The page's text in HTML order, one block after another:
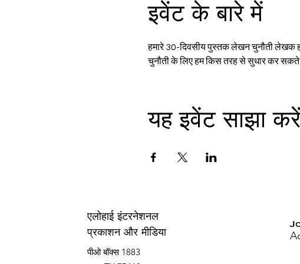
इवेंट के बारे में
हमारे 30-दिवसीय पुस्तक लेखन चुनौती लेखक
चुनौती के लिए हम किस तरह से सुधार कर सकते
यह इवेंट साझा करें
एलोहाई इंटरनेशनल
प्रकाशन और मीडिया
पीओ बॉक्स 1883